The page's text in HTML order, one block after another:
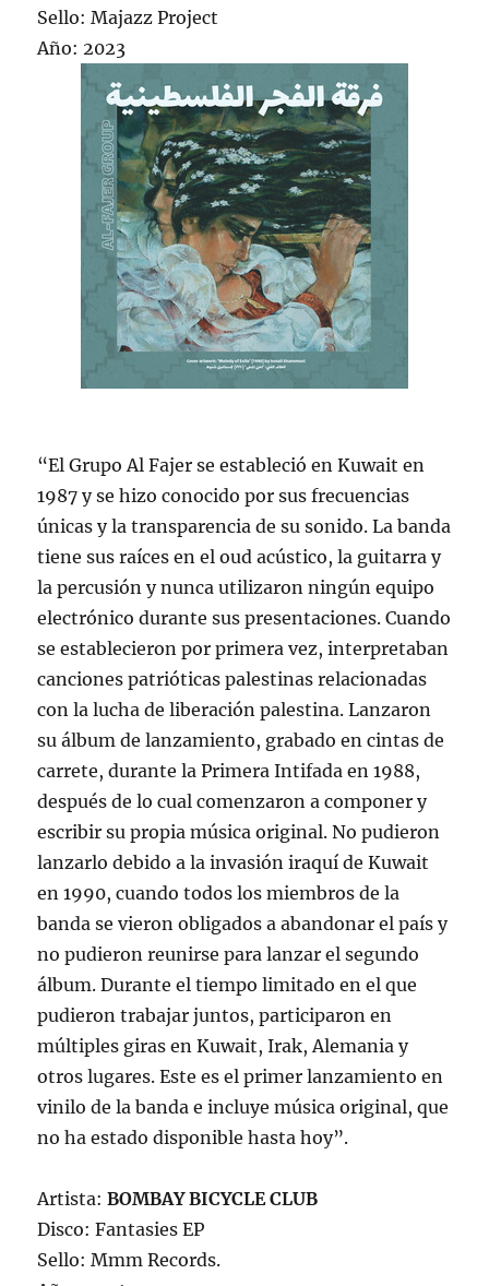
Sello: Majazz Project
Año: 2023
“El Grupo Al Fajer se estableció en Kuwait en
1987 y se hizo conocido por sus frecuencias
únicas y la transparencia de su sonido. La banda
tiene sus raíces en el oud acústico, la guitarra y
la percusión y nunca utilizaron ningún equipo
electrónico durante sus presentaciones. Cuando
se establecieron por primera vez, interpretaban
canciones patrióticas palestinas relacionadas
con la lucha de liberación palestina. Lanzaron
su álbum de lanzamiento, grabado en cintas de
carrete, durante la Primera Intifada en 1988,
después de lo cual comenzaron a componer y
escribir su propia música original. No pudieron
lanzarlo debido a la invasión iraquí de Kuwait
en 1990, cuando todos los miembros de la
banda se vieron obligados a abandonar el país y
no pudieron reunirse para lanzar el segundo
álbum. Durante el tiempo limitado en el que
pudieron trabajar juntos, participaron en
múltiples giras en Kuwait, Irak, Alemania y
otros lugares. Este es el primer lanzamiento en
vinilo de la banda e incluye música original, que
no ha estado disponible hasta hoy”.
Artista:BOMBAY BICYCLE CLUB
Disco: Fantasies EP
Sello: Mmm Records.